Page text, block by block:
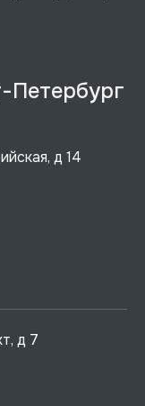
Петербург
д 14
д 7